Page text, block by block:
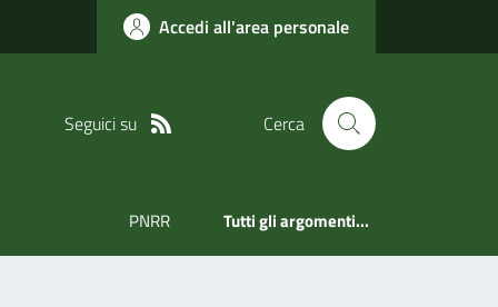
Accedi all'area personale
Seguici su Cerca
PNRR Tutti gli argomenti...